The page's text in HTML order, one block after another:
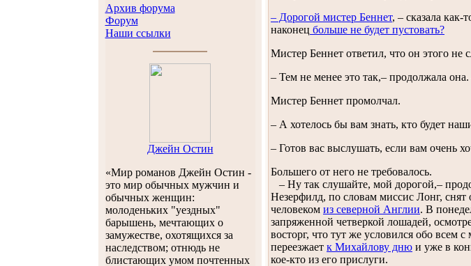
Архив форума
Форум
Наши ссылки
Джейн Остин
«Мир романов Джейн Остин -
это мир обычных мужчин и
обычных женщин:
молоденьких "уездных"
барышень, мечтающих о
замужестве, охотящихся за
наследством; отнюдь не
блистающих умом почтенных
– Дорогой мистер Беннет, – сказала
наконец больше не будет пустовать?
Мистер Беннет ответил, что он этого не
– Тем не менее это так,– продолжала
Мистер Беннет промолчал.
– А хотелось бы вам знать, кто будет
– Готов вас выслушать, если вам очень
Большего от него не требовалось.
– Ну так слушайте, мой дорогой,–
Незерфилд, по словам миссис Лонг,
человеком из северной Англии. В
запряженной четверкой лошадей,
восторг, что тут же условился обо всем
переезжает к Михайлову дню и уже в
кое-кто из его прислуги.